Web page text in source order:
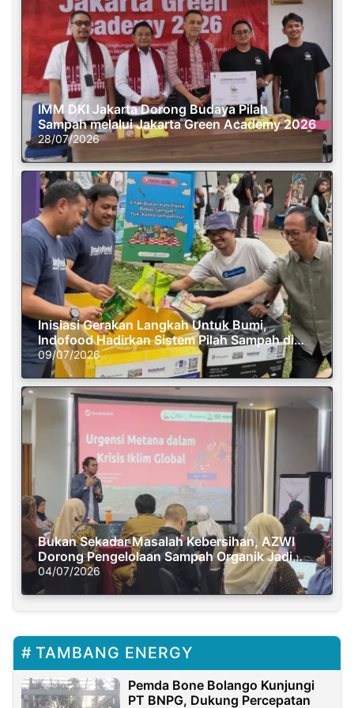
IMM DKI Jakarta Dorong Budaya Pilah
Sampah melalui Jakarta Green Academy 2026
28/07/2026
Inisiasi Gerakan Langkah Untuk Bumi,
Indofood Hadirkan Sistem Pilah Sampah di
Semasa Piknik
09/07/2026
Bukan Sekadar Masalah Kebersihan, AZWI
Dorong Pengelolaan Sampah Organik Jadi
Solusi Krisis Iklim
04/07/2026
TAMBANG ENERGY
Pemda Bone Bolango Kunjungi
PT BNPG, Dukung Percepatan